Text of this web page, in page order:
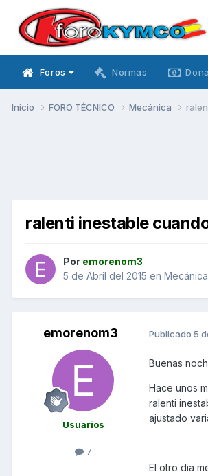
Foros Normas
Inicio FORO TÉCNICO Mecánica
ralenti inestable
Por emorenom3
5 de Abril del 2015 en Mecánica
emorenom3
Usuarios
7
Publicado 5
Buenas
Hace unos
ralenti
ajustado
El otro dia